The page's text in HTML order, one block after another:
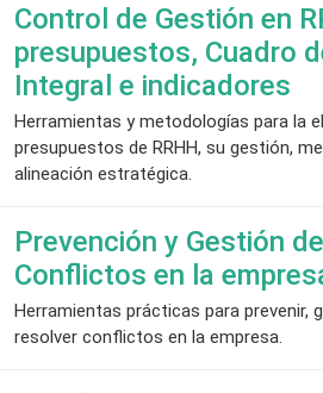
Control de Gestión en
presupuestos, Cuadro
Integral e indicadores
Herramientas y metodologías para la
presupuestos de RRHH, su gestión,
alineación estratégica.
Prevención y Gestión de
Conflictos en la
Herramientas prácticas para prevenir,
resolver conflictos en la empresa.